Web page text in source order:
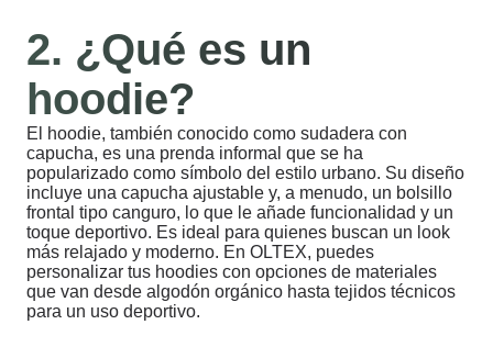
2. ¿Qué es un
hoodie?
El hoodie, también conocido como sudadera con
capucha, es una prenda informal que se ha
popularizado como símbolo del estilo urbano. Su diseño
incluye una capucha ajustable y, a menudo, un bolsillo
frontal tipo canguro, lo que le añade funcionalidad y un
toque deportivo. Es ideal para quienes buscan un look
más relajado y moderno. En OLTEX, puedes
personalizar tus hoodies con opciones de materiales
que van desde algodón orgánico hasta tejidos técnicos
para un uso deportivo.